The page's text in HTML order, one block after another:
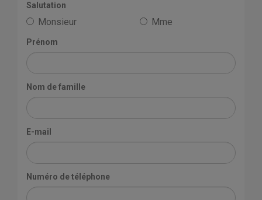
Salutation
Monsieur Mme
Prénom
Nom de famille
E-mail
Numéro de téléphone